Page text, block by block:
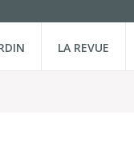
LA REVUE